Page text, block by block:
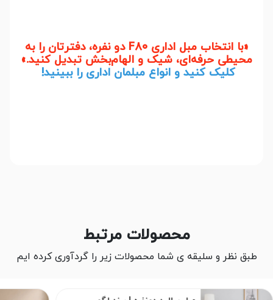
«با انتخاب مبل اداری F80 دو نفره، دفترتان را به
محیطی حرفه‌ای، شیک و الهام‌بخش تبدیل کنید.»
کلیک کنید و انواع مبلمان اداری را ببینید!
محصولات مرتبط
طبق نظر و سلیقه ی شما محصولات زیر را گردآوری کرده ایم